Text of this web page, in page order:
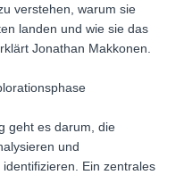
verstehen, warum sie
landen und wie sie das
Jonathan Makkonen.
geht es darum, die
und
Ein zentrales